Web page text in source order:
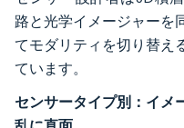
路と光学イメージャーを
てモダリティを切り替え
ています。
センサータイプ別：イメ